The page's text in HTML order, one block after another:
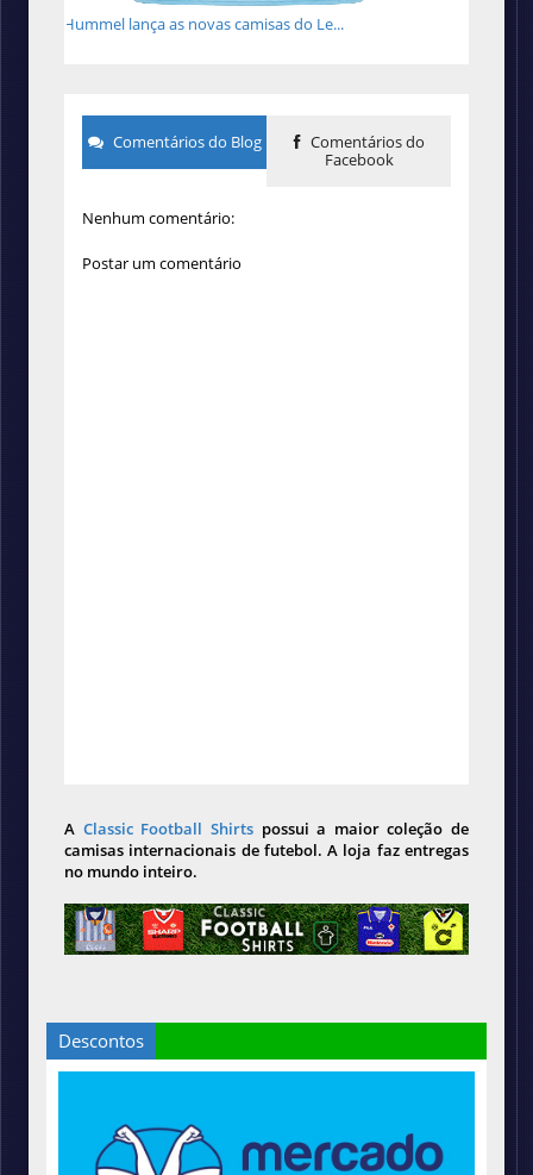
Hummel lança as novas camisas do Le...
Comentários do Blog
Comentários do
Facebook
Nenhum comentário:
Postar um comentário
A Classic Football Shirts possui a maior coleção de
camisas internacionais de futebol. A loja faz entregas
no mundo inteiro.
Descontos